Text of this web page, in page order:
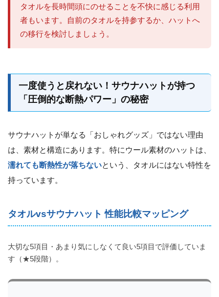
タオルを長時間頭にのせることを不快に感じる利用
者もいます。自前のタオルを持参するか、ハットへ
の移行を検討しましょう。
一度使うと戻れない！サウナハットが持つ
「圧倒的な断熱パワー」の秘密
サウナハットが単なる「おしゃれグッズ」ではない理由
は、素材と構造にあります。特にウール素材のハットは、
濡れても断熱性が落ちないという、タオルにはない特性を
持っています。
タオルvsサウナハット 性能比較マッピング
大切な5項目・あまり気にしなくて良い5項目で評価していま
す（★5段階）。